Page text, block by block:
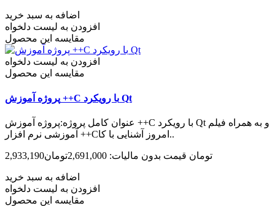
اضافه به سبد خرید
افزودن به لیست دلخواه
مقایسه این محصول
افزودن به لیست دلخواه
مقایسه این محصول
پروژه آموزش ++C با رویکرد Qt
عنوان کامل پروژه:پروژه آموزش ++C با رویکرد Qt و به همراه فیلم
آموزشی نرم افزار ++Cامروز آشنایی با کا..
2,933,190تومان قیمت بدون مالیات: 2,691,000تومان
اضافه به سبد خرید
افزودن به لیست دلخواه
مقایسه این محصول